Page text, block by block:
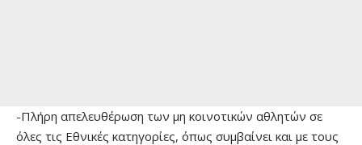
-Πλήρη απελευθέρωση των μη κοινοτικών αθλητών σε
όλες τις Εθνικές κατηγορίες, όπως συμβαίνει και με τους